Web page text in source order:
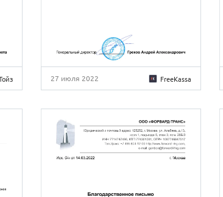
27 июля 2022 FreeKassa